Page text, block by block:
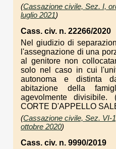
(Cassazione civile, Sez. I,
luglio 2021)
Cass. civ. n. 22266/2020
Nel giudizio di
l'assegnazione di una
al genitore non
solo nel caso in cui
autonoma e distinta
abitazione della
agevolmente divisibile.
CORTE D'APPELLO
(Cassazione civile, Sez. VI-
ottobre 2020)
Cass. civ. n. 9990/2019